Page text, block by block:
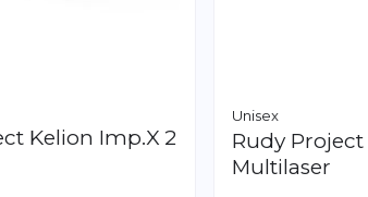
Kelion Imp.X 2
Unisex
Rudy Project
Multilaser